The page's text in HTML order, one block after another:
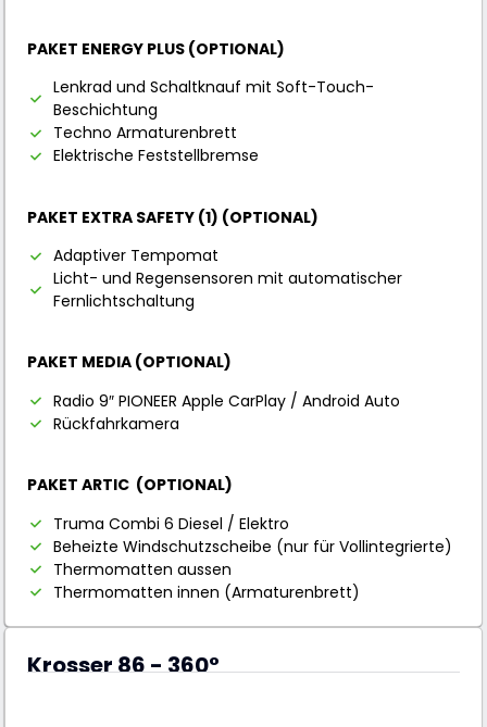
PAKET ENERGY PLUS (OPTIONAL)
Lenkrad und Schaltknauf mit Soft-Touch-
Beschichtung
Techno Armaturenbrett
Elektrische Feststellbremse
PAKET EXTRA SAFETY (1) (OPTIONAL)
Adaptiver Tempomat
Licht- und Regensensoren mit automatischer
Fernlichtschaltung
PAKET MEDIA (OPTIONAL)
Radio 9″ PIONEER Apple CarPlay / Android Auto
Rückfahrkamera
PAKET ARTIC (OPTIONAL)
Truma Combi 6 Diesel / Elektro
Beheizte Windschutzscheibe (nur für Vollintegrierte)
Thermomatten aussen
Thermomatten innen (Armaturenbrett)
Krosser 86 - 360°